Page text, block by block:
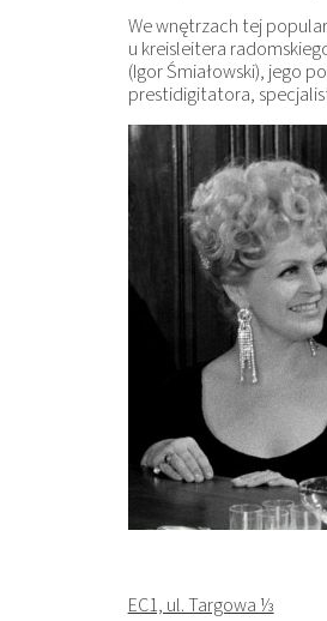
We wnętrzach tej
u kreisleitera
(Igor Śmiałowski), jego
prestidigitatora,
EC1, ul. Targowa ⅓